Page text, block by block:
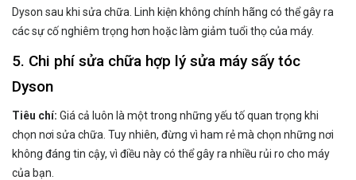
Dyson sau khi sửa chữa. Linh kiện không chính hãng có thể gây ra
các sự cố nghiêm trọng hơn hoặc làm giảm tuổi thọ của máy.
5. Chi phí sửa chữa hợp lý sửa máy sấy tóc
Dyson
Tiêu chí: Giá cả luôn là một trong những yếu tố quan trọng khi
chọn nơi sửa chữa. Tuy nhiên, đừng vì ham rẻ mà chọn những nơi
không đáng tin cậy, vì điều này có thể gây ra nhiều rủi ro cho máy
của bạn.